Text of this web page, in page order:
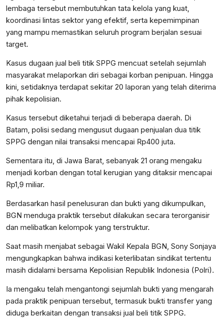
lembaga tersebut membutuhkan tata kelola yang kuat,
koordinasi lintas sektor yang efektif, serta kepemimpinan
yang mampu memastikan seluruh program berjalan sesuai
target.
Kasus dugaan jual beli titik SPPG mencuat setelah sejumlah
masyarakat melaporkan diri sebagai korban penipuan. Hingga
kini, setidaknya terdapat sekitar 20 laporan yang telah diterima
pihak kepolisian.
Kasus tersebut diketahui terjadi di beberapa daerah. Di
Batam, polisi sedang mengusut dugaan penjualan dua titik
SPPG dengan nilai transaksi mencapai Rp400 juta.
Sementara itu, di Jawa Barat, sebanyak 21 orang mengaku
menjadi korban dengan total kerugian yang ditaksir mencapai
Rp1,9 miliar.
Berdasarkan hasil penelusuran dan bukti yang dikumpulkan,
BGN menduga praktik tersebut dilakukan secara terorganisir
dan melibatkan kelompok yang terstruktur.
Saat masih menjabat sebagai Wakil Kepala BGN, Sony Sonjaya
mengungkapkan bahwa indikasi keterlibatan sindikat tertentu
masih didalami bersama Kepolisian Republik Indonesia (Polri).
Ia mengaku telah mengantongi sejumlah bukti yang mengarah
pada praktik penipuan tersebut, termasuk bukti transfer yang
diduga berkaitan dengan transaksi jual beli titik SPPG.